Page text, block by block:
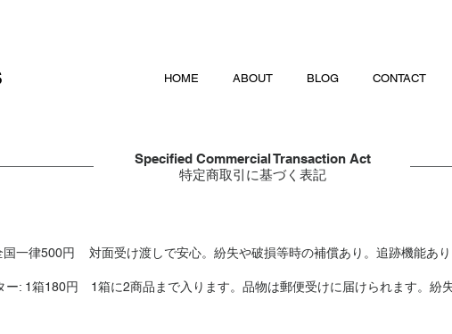
HOME ABOUT BLOG CONTACT
Specified Commercial Transaction Act
特定商取引に基づく表記
国一律500円 対面受け渡しで安心。紛失や破損等時の補償あり。追跡機能あ
ー: 1箱180円 1箱に2商品まで入ります。品物は郵便受けに届けられます。紛